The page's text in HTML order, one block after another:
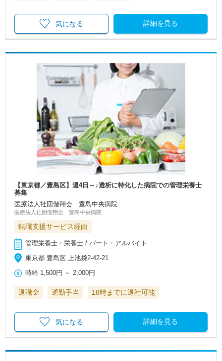
詳細を見る
気になる
【東京都／豊島区】週4日～♪透析に特化した病院での管理栄養士
募集
医療法人社団偕翔会 豊島中央病院
医療法人社団偕翔会 豊島中央病院
転職支援サービス経由
管理栄養士・栄養士 / パート・アルバイト
東京都 豊島区 上池袋2-42-21
時給 1,500円 ～2,000円
退職金 通勤手当 18時までに退社可能
詳細を見る
気になる